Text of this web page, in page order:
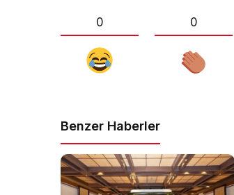
0
0
Benzer Haberler